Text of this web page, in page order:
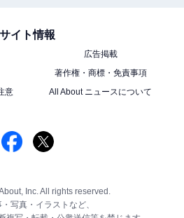
サイト情報
広告掲載
著作権・商標・免責事項
意
All About ニュースについて
Inc. All rights reserved.
写真・イラストなど、